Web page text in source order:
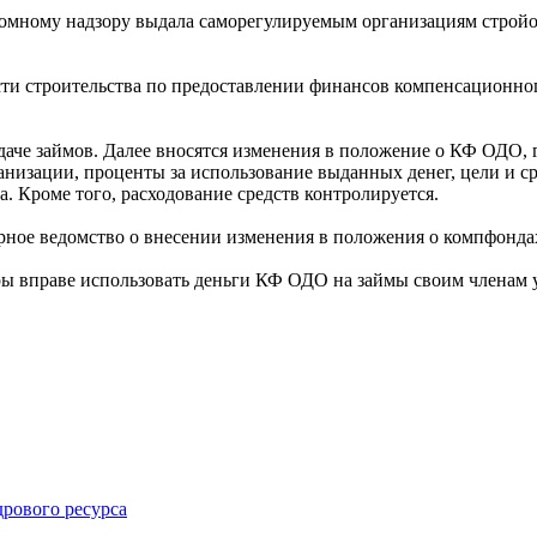
надзору выдала саморегулируемым организациям
строительства по предоставлении финансов
займов. Далее вносятся изменения в положение о КФ ОДО,
проценты за использование выданных денег, цели и
того, расходование средств контролируется.
ведомство о внесении изменения в положения о
вправе использовать деньги КФ ОДО на займы своим членам